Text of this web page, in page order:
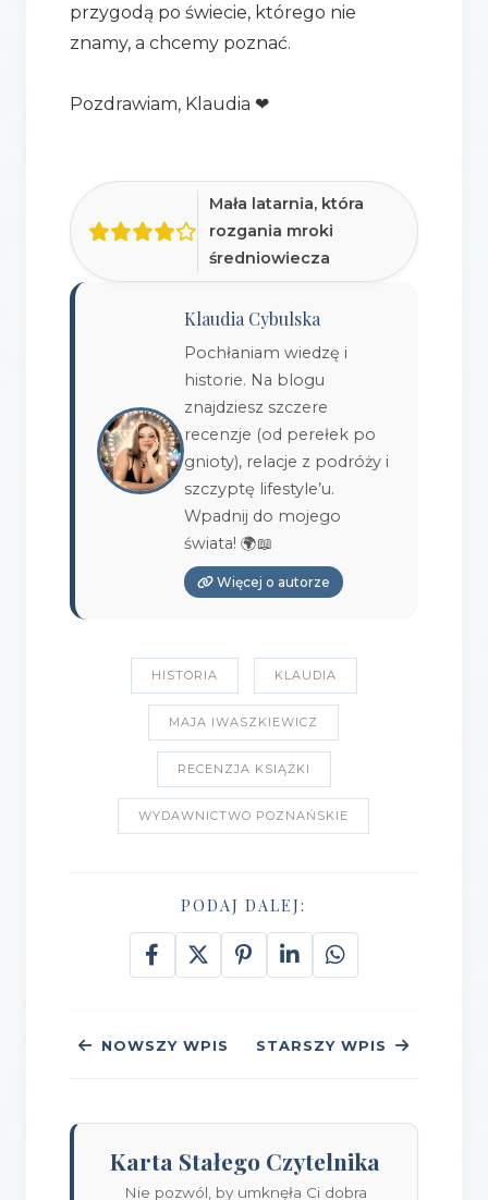
przygodą po świecie, którego nie
znamy, a chcemy poznać.
Pozdrawiam, Klaudia ❤
Mała latarnia, która
rozgania mroki
średniowiecza
Klaudia Cybulska
Pochłaniam wiedzę i
historie. Na blogu
znajdziesz szczere
recenzje (od perełek po
gnioty), relacje z podróży i
szczyptę lifestyle’u.
Wpadnij do mojego
świata! 🌍📖
Więcej o autorze
HISTORIA KLAUDIA
MAJA IWASZKIEWICZ
RECENZJA KSIĄŻKI
WYDAWNICTWO POZNAŃSKIE
PODAJ DALEJ:
NOWSZY WPIS STARSZY WPIS
Karta Stałego Czytelnika
Nie pozwól, by umknęła Ci dobra